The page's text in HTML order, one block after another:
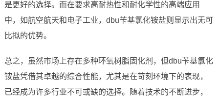
是更好的选择。而在要求高耐热性和耐化学性的高端应用
中，如航空航天和电子工业，dbu苄基氯化铵盐则显示出无可
比拟的优势。
总之，虽然市场上存在多种环氧树脂固化剂，但dbu苄基氯化
铵盐凭借其卓越的综合性能，尤其是在苛刻环境下的表现，
已经成为许多行业不可或缺的选择。随着技术的不断进步，